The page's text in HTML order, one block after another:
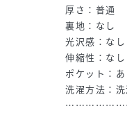
厚さ：普通
裏地：なし
光沢感：なし
伸縮性：なし
ポケット：あ
洗濯方法：